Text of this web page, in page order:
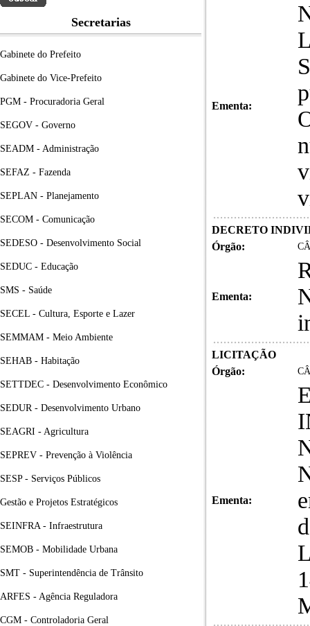
Secretarias
Gabinete do Prefeito
Gabinete do Vice-Prefeito
PGM - Procuradoria Geral
SEGOV - Governo
SEADM - Administração
SEFAZ - Fazenda
SEPLAN - Planejamento
SECOM - Comunicação
SEDESO - Desenvolvimento Social
SEDUC - Educação
SMS - Saúde
SECEL - Cultura, Esporte e Lazer
SEMMAM - Meio Ambiente
SEHAB - Habitação
SETTDEC - Desenvolvimento Econômico
SEDUR - Desenvolvimento Urbano
SEAGRI - Agricultura
SEPREV - Prevenção à Violência
SESP - Serviços Públicos
Gestão e Projetos Estratégicos
SEINFRA - Infraestrutura
SEMOB - Mobilidade Urbana
SMT - Superintendência de Trânsito
ARFES - Agência Reguladora
CGM - Controladoria Geral
Ementa:
DECRETO
Órgão:
Ementa:
LICITAÇÃO
Órgão:
Ementa: